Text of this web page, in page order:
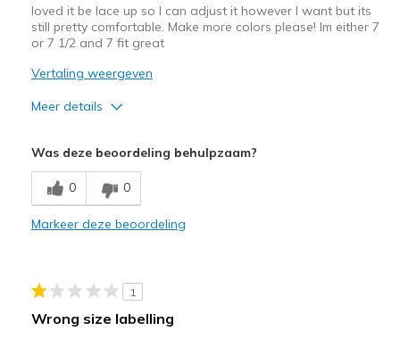
loved it be lace up so I can adjust it however I want but its
still pretty comfortable. Make more colors please! Im either 7
or 7 1/2 and 7 fit great
Vertaling weergeven
Meer details
Comfortable
Stylish
Was deze beoordeling behulpzaam?
0 0
Markeer deze beoordeling
1
Wrong size labelling